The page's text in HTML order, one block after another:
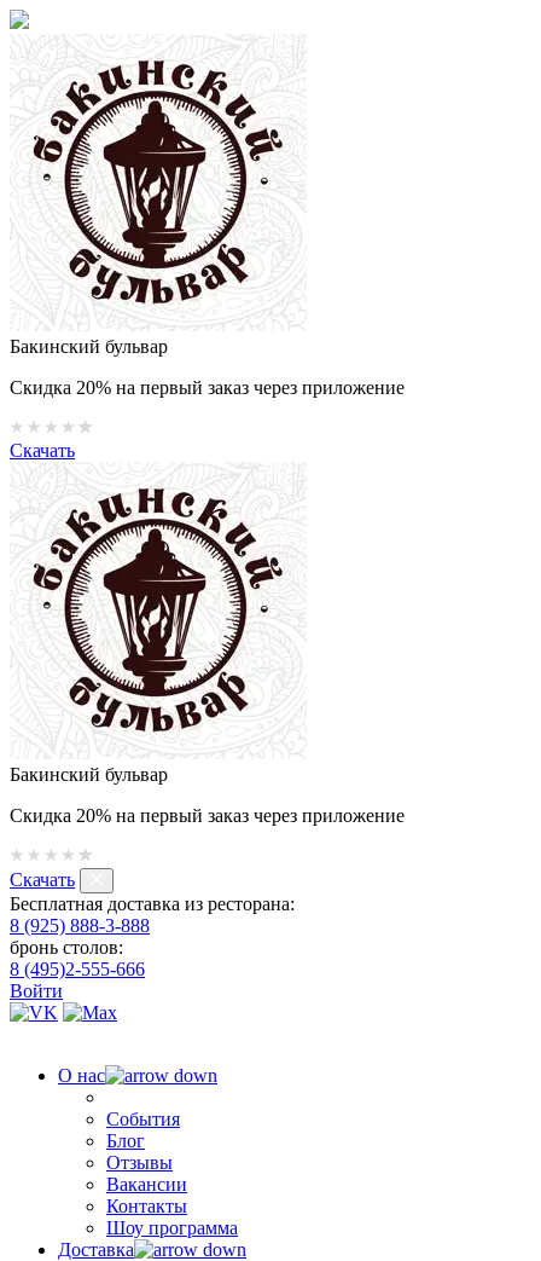
Бакинский бульвар
Скидка 20% на первый заказ через приложение
Скачать
Бакинский бульвар
Скидка 20% на первый заказ через приложение
Скачать
Бесплатная доставка из ресторана:
8 (925) 888-3-888
бронь столов:
8 (495)2-555-666
Войти
О нас
События
Блог
Отзывы
Вакансии
Контакты
Шоу программа
Доставка